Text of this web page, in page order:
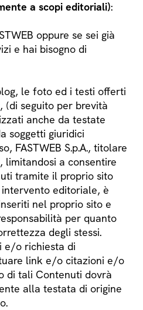
a scopi editoriali):
oppure se sei già
e hai bisogno di
le foto ed i testi offerti
, (di seguito per brevità
anche da testate
soggetti giuridici
FASTWEB S.p.A., titolare
, limitandosi a consentire
tramite il proprio sito
editoriale, è
nel proprio sito e
per quanto
degli stessi.
e/o richiesta di
link e/o citazioni e/o
di tali Contenuti dovrà
alla testata di origine